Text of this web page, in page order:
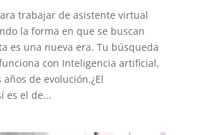
trabajar de asistente virtual
la forma en que se buscan
es una nueva era. Tu búsqueda
con Inteligencia artificial,
de evolución.¿El
es el de...